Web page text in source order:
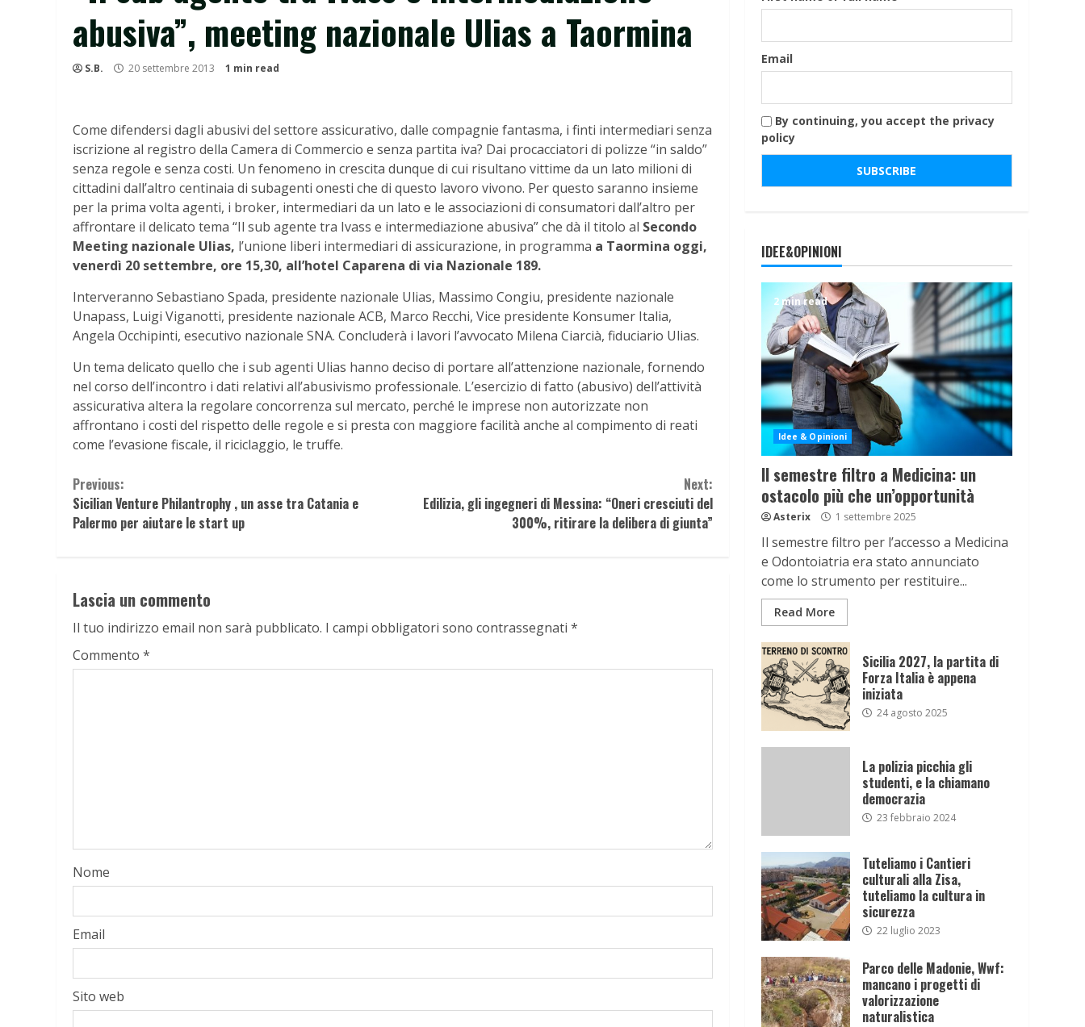
abusiva”, meeting nazionale Ulias a Taormina
S.B. 20 settembre 2013 1 min read
Come difendersi dagli abusivi del settore assicurativo, dalle compagnie fantasma, i finti intermediari senza
iscrizione al registro della Camera di Commercio e senza partita iva? Dai procacciatori di polizze “in saldo”
senza regole e senza costi. Un fenomeno in crescita dunque di cui risultano vittime da un lato milioni di
cittadini dall’altro centinaia di subagenti onesti che di questo lavoro vivono. Per questo saranno insieme
per la prima volta agenti, i broker, intermediari da un lato e le associazioni di consumatori dall’altro per
affrontare il delicato tema “Il sub agente tra Ivass e intermediazione abusiva” che dà il titolo al Secondo
Meeting nazionale Ulias, l’unione liberi intermediari di assicurazione, in programma a Taormina oggi,
venerdì 20 settembre, ore 15,30, all’hotel Caparena di via Nazionale 189.
Interveranno Sebastiano Spada, presidente nazionale Ulias, Massimo Congiu, presidente nazionale
Unapass, Luigi Viganotti, presidente nazionale ACB, Marco Recchi, Vice presidente Konsumer Italia,
Angela Occhipinti, esecutivo nazionale SNA. Concluderà i lavori l’avvocato Milena Ciarcià, fiduciario Ulias.
Un tema delicato quello che i sub agenti Ulias hanno deciso di portare all’attenzione nazionale, fornendo
nel corso dell’incontro i dati relativi all’abusivismo professionale. L’esercizio di fatto (abusivo) dell’attività
assicurativa altera la regolare concorrenza sul mercato, perché le imprese non autorizzate non
affrontano i costi del rispetto delle regole e si presta con maggiore facilità anche al compimento di reati
come l’evasione fiscale, il riciclaggio, le truffe.
Continue
Reading
Previous:
Sicilian Venture Philantrophy , un asse tra Catania e
Palermo per aiutare le start up
Next:
Edilizia, gli ingegneri di Messina: “Oneri cresciuti del
300%, ritirare la delibera di giunta”
Lascia un commento
Il tuo indirizzo email non sarà pubblicato. I campi obbligatori sono contrassegnati *
Commento *
Nome
Email
Sito web
Email
By continuing, you accept the privacy
policy
IDEE&OPINIONI
2 min read
Idee & Opinioni
Il semestre filtro a Medicina: un
ostacolo più che un’opportunità
Asterix 1 settembre 2025
Il semestre filtro per l’accesso a Medicina
e Odontoiatria era stato annunciato
come lo strumento per restituire...
Read More
Sicilia 2027, la partita di
Forza Italia è appena
iniziata
24 agosto 2025
La polizia picchia gli
studenti, e la chiamano
democrazia
23 febbraio 2024
Tuteliamo i Cantieri
culturali alla Zisa,
tuteliamo la cultura in
sicurezza
22 luglio 2023
Parco delle Madonie, Wwf:
mancano i progetti di
valorizzazione
naturalistica